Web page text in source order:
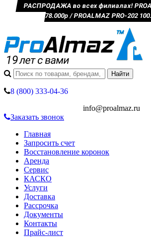
РАСПРОДАЖА во всех филиалах!
78.000р / PROALMAZ PRO-202
8 (800) 333-04-36
info@proalmaz.ru
Заказать звонок
Главная
Запросить счет
Восстановление коронок
Аренда
Сервис
КАСКО
Услуги
Доставка
Рассрочка
Документы
Контакты
Прайс-лист